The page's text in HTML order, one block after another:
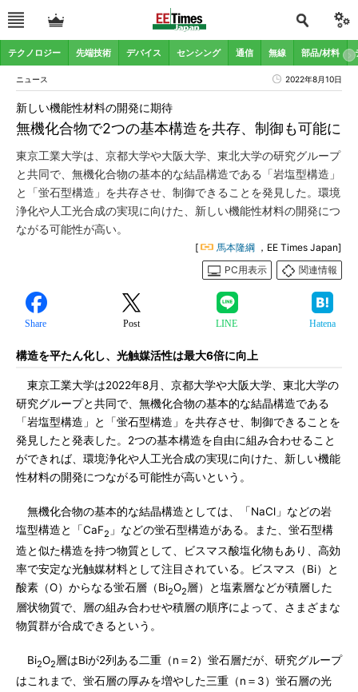
テクノロジー 先端技術 デバイス センシング 通信 無線 部品/材料
ニュース 2022年8月10日
無機化合物で2つの基本構造を共存、制御も可能に
新しい機能性材料の開発に期待
東京工業大学は、京都大学や大阪大学、東北大学の研究グループ
と共同で、無機化合物の基本的な結晶構造である「岩塩型構造」
と「蛍石型構造」を共存させ、制御できることを発見した。環境
浄化や人工光合成の実現に向けた、新しい機能性材料の開発につ
ながる可能性が高い。
[ 馬本隆綱 ，EE Times Japan]
PC用表示
関連情報
Share Post LINE Hatena
構造を平たん化し、光触媒活性は最大6倍に向上
東京工業大学は2022年8月、京都大学や大阪大学、東北大学の
研究グループと共同で、無機化合物の基本的な結晶構造である
「岩塩型構造」と「蛍石型構造」を共存させ、制御できることを
発見したと発表した。2つの基本構造を自由に組み合わせること
ができれば、環境浄化や人工光合成の実現に向けた、新しい機能
性材料の開発につながる可能性が高いという。
無機化合物の基本的な結晶構造としては、「NaCl」などの岩
塩型構造と「CaF2 」などの蛍石型構造がある。また、蛍石型構
造と似た構造を持つ物質として、ビスマス酸塩化物もあり、高効
率で安定な光触媒材料として注目されている。ビスマス（Bi）と
酸素（O）からなる蛍石層（Bi2O2 層）と塩素層などが積層した
層状物質で、層の組み合わせや積層の順序によって、さまざまな
物質群が合成できるという。
Bi2O2層はBiが2列ある二重（n＝2）蛍石層だが、研究グループ
はこれまで、蛍石層の厚みを増やした三重（n＝3）蛍石層の光